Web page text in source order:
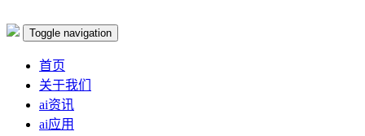
Toggle navigation
首页
关于我们
ai资讯
ai应用